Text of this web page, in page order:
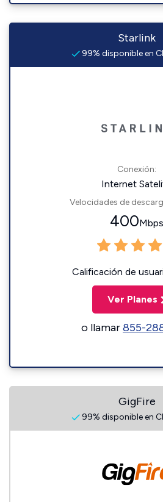
Starlink
99% disponible en
Conexión:
Internet
Velocidades de
400Mbps
Calificación de
Ver Planes
o llamar855-
GigFire
99% disponible en